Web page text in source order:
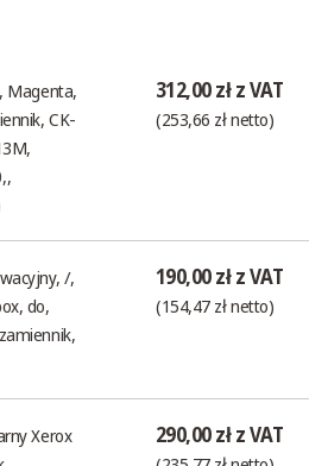
Magenta,
CK-
312,00 zł z VAT
(253,66 zł netto)
/,
do,
190,00 zł z VAT
(154,47 zł netto)
Xerox
290,00 zł z VAT